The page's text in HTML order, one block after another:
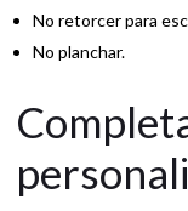
No retorcer para
No planchar.